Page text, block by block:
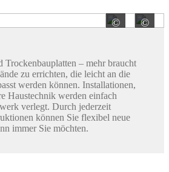
© ©
©
Trockenbauplatten – mehr braucht
zu errichten, die leicht an die
werden können. Installationen,
Haustechnik werden einfach
verlegt. Durch jederzeit
können Sie flexibel neue
immer Sie möchten.